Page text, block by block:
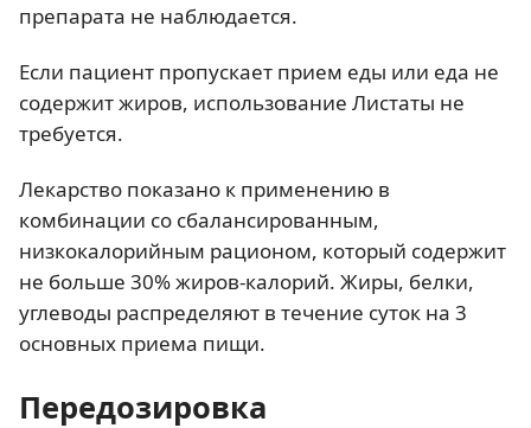
препарата не наблюдается.
Если пациент пропускает прием еды или еда не
содержит жиров, использование Листаты не
требуется.
Лекарство показано к применению в
комбинации со сбалансированным,
низкокалорийным рационом, который содержит
не больше 30% жиров-калорий. Жиры, белки,
углеводы распределяют в течение суток на 3
основных приема пищи.
Передозировка